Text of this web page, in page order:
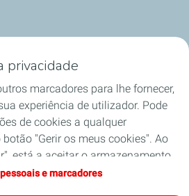
privacidade
marcadores para lhe fornecer,
experiência de utilizador. Pode
de cookies a qualquer
"Gerir os meus cookies". Ao
está a aceitar o armazenamento
clicar em "Recusar", apenas serão
e marcadores